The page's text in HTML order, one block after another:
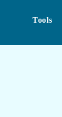
Tools